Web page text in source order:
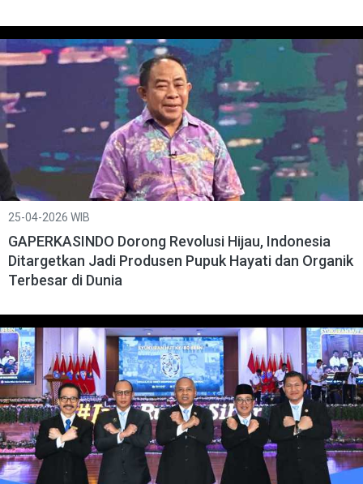
25-04-2026 WIB
GAPERKASINDO Dorong Revolusi Hijau, Indonesia
Ditargetkan Jadi Produsen Pupuk Hayati dan Organik
Terbesar di Dunia